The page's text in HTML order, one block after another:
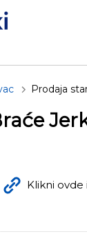
Prodaja
Klikni ovde